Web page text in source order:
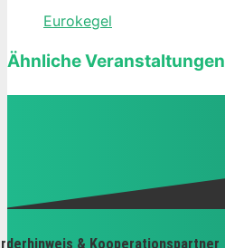
Eurokegel
Ähnliche Veranstaltungen
& Kooperationspartner